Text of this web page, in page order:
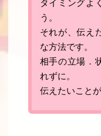
タイミングよ
う。
それが、伝え
な方法です。
相手の立場．
れずに 。
伝えたいこと